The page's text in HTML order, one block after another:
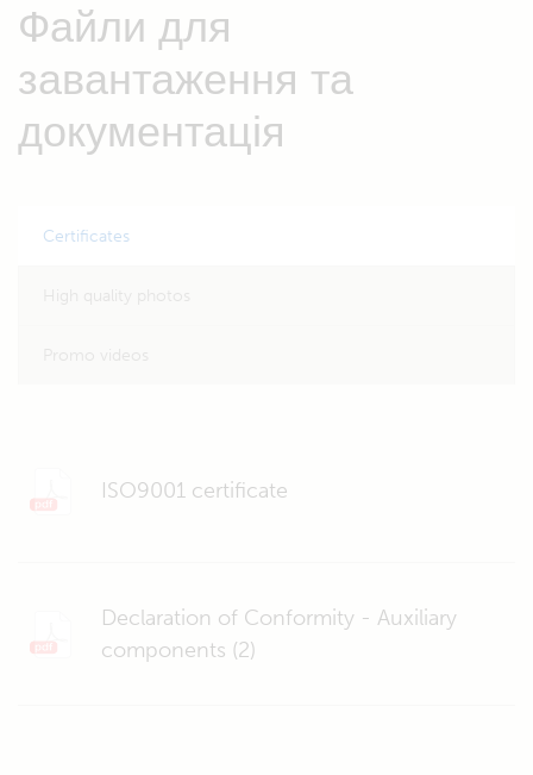
Файли для
завантаження та
документація
Certificates
ISO9001 certificate
Declaration of Conformity - Auxiliary
components (2)